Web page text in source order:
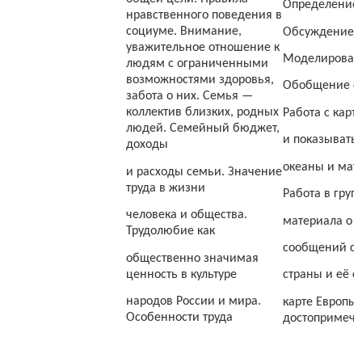
нравственного поведения в
социуме. Внимание,
уважительное отношение к
людям с ограниченными
возможностями здоровья,
забота о них. Семья —
коллектив близких, родных
людей. Семейный бюджет,
доходы
и расходы семьи. Значение
труда в жизни
человека и общества.
Трудолюбие как
общественно значимая
ценность в культуре
народов России и мира.
Особенности труда
Определение
Обсуждение
Обобщение
Работа с
и показывать
океаны и
Работа в
материала о
сообщений с
страны и её
карте